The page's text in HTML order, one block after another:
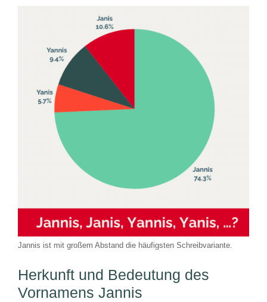
Jannis ist mit großem Abstand die häufigsten Schreibvariante.
Herkunft und Bedeutung des
Vornamens Jannis